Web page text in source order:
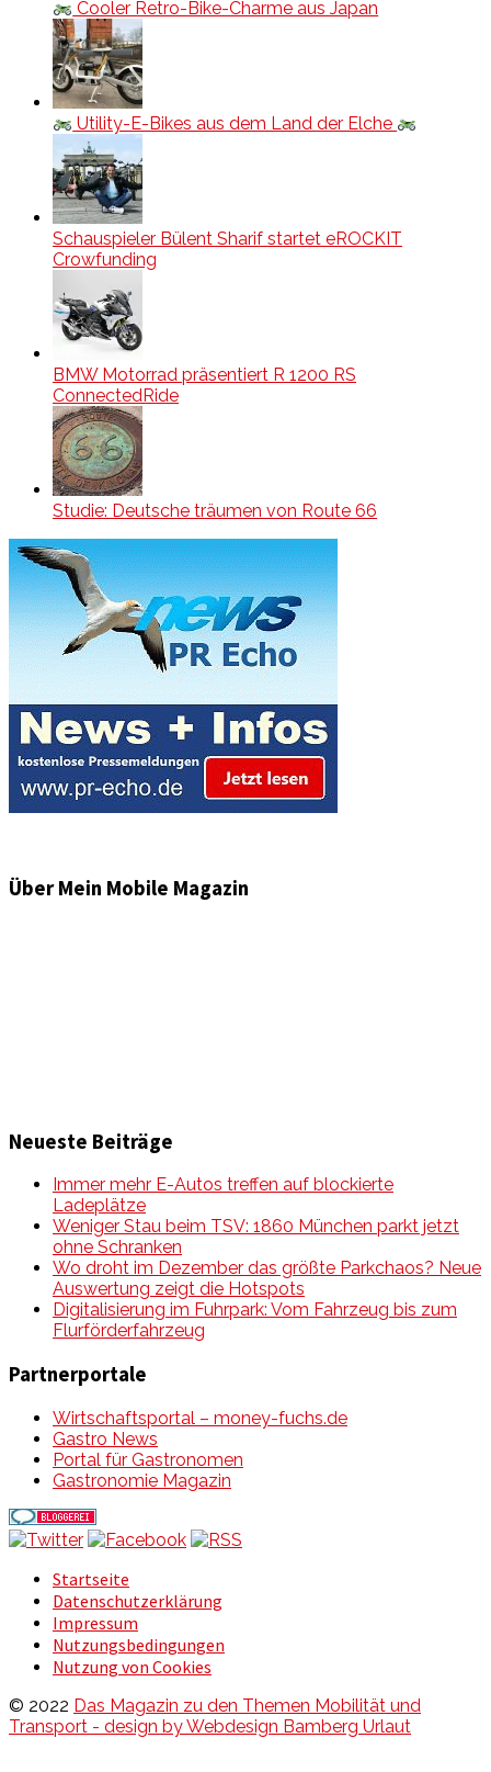
Cooler Retro-Bike-Charme aus Japan
Utility-E-Bikes aus dem Land der Elche
Schauspieler Bülent Sharif startet eROCKIT
Crowfunding
BMW Motorrad präsentiert R 1200 RS
ConnectedRide
Studie: Deutsche träumen von Route 66
Über Mein Mobile Magazin
Neueste Beiträge
Immer mehr E-Autos treffen auf blockierte
Ladeplätze
Weniger Stau beim TSV: 1860 München parkt jetzt
ohne Schranken
Wo droht im Dezember das größte Parkchaos? Neue
Auswertung zeigt die Hotspots
Digitalisierung im Fuhrpark: Vom Fahrzeug bis zum
Flurförderfahrzeug
Partnerportale
Wirtschaftsportal – money-fuchs.de
Gastro News
Portal für Gastronomen
Gastronomie Magazin
Startseite
Datenschutzerklärung
Impressum
Nutzungsbedingungen
Nutzung von Cookies
© 2022 Das Magazin zu den Themen Mobilität und
Transport - design by Webdesign Bamberg Urlaut